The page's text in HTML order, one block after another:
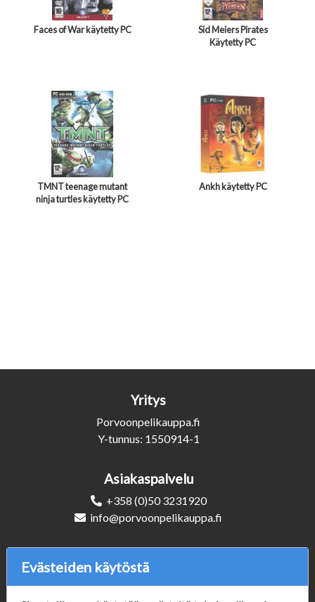
Faces of War käytetty PC
Sid Meiers Pirates
Käytetty PC
TMNT teenage mutant
ninja turtles käytetty PC
Ankh käytetty PC
Yritys
Porvoonpelikauppa.fi
Y-tunnus: 1550914-1
Asiakaspalvelu
+358 (0)50 3231920
info@porvoonpelikauppa.fi
Evästeiden käytöstä